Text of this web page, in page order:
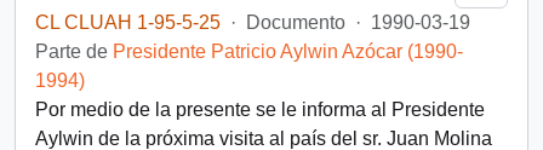
CL CLUAH 1-95-5-25 · Documento · 1990-03-19
Parte de Presidente Patricio Aylwin Azócar (1990-
1994)
Por medio de la presente se le informa al Presidente
Aylwin de la próxima visita al país del sr. Juan Molina